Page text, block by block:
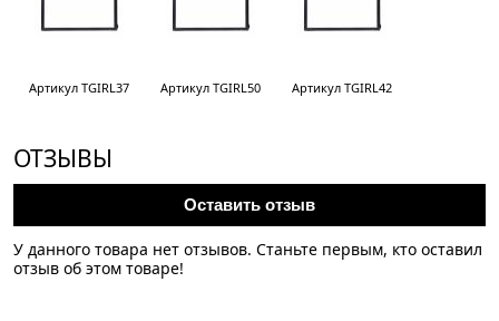
Артикул TGIRL37 Артикул TGIRL50 Артикул TGIRL42
ОТЗЫВЫ
Оставить отзыв
У данного товара нет отзывов. Станьте первым, кто оставил
отзыв об этом товаре!